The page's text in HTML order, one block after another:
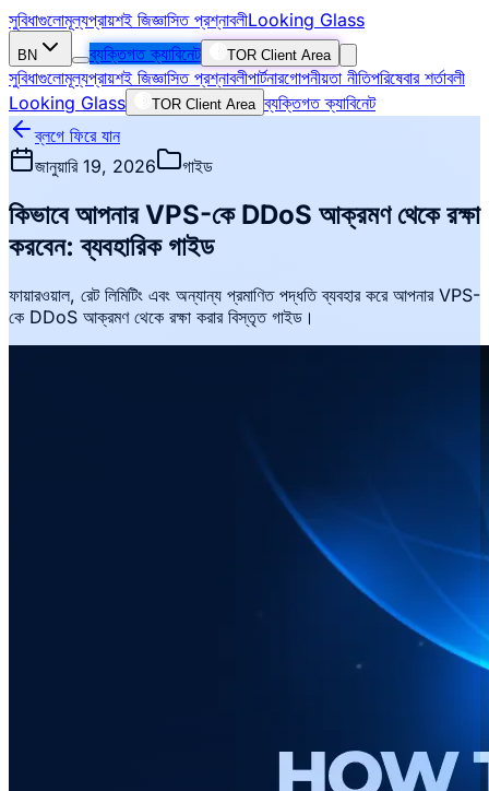
সুবিধাগুলোমূল্যপ্রায়শই জিজ্ঞাসিত প্রশ্নাবলীLooking Glass
BN ব্যক্তিগত ক্যাবিনেট TOR Client Area
সুবিধাগুলোমূল্যপ্রায়শই জিজ্ঞাসিত প্রশ্নাবলীপার্টনারগোপনীয়তা নীতিপরিষেবার শর্তাবলী
Looking Glass
TOR Client Area ব্যক্তিগত ক্যাবিনেট
ব্লগে ফিরে যান
জানুয়ারি 19, 2026
গাইড
কিভাবে আপনার VPS-কে DDoS আক্রমণ থেকে রক্ষা
করবেন: ব্যবহারিক গাইড
ফায়ারওয়াল, রেট লিমিটিং এবং অন্যান্য প্রমাণিত পদ্ধতি ব্যবহার করে আপনার VPS-
কে DDoS আক্রমণ থেকে রক্ষা করার বিস্তৃত গাইড।